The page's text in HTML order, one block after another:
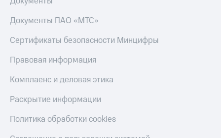
Документы ПАО «МТС»
Сертификаты безопасности Минцифры
Правовая информация
Комплаенс и деловая этика
Раскрытие информации
Политика обработки cookies